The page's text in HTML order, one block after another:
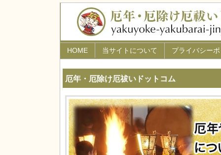
厄年・厄除け厄祓いドットコム
HOME 当サイトについて プライバシー